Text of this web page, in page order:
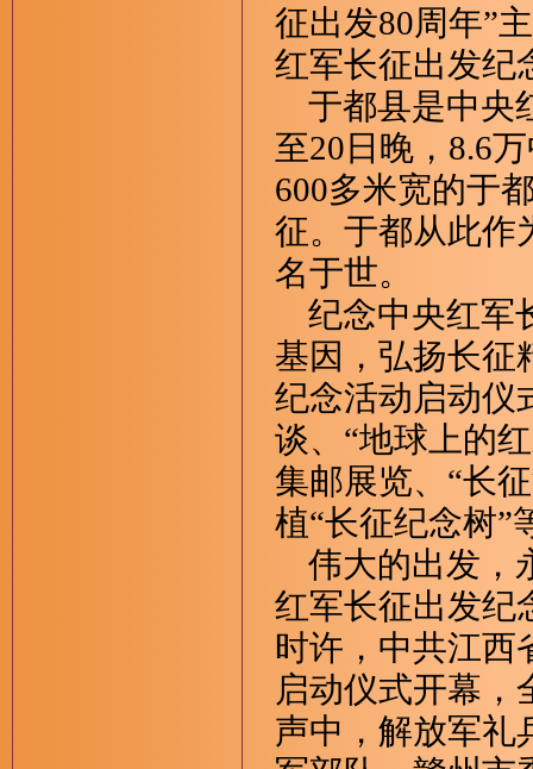
征出发80周年”
红军长征出发纪
于都县是中央
至20日晚，8.6
600多米宽的于
征。于都从此作
名于世。
纪念中央红军
基因，弘扬长征
纪念活动启动仪
谈、“地球上的
集邮展览、“长
植“长征纪念树”
伟大的出发，
红军长征出发纪
时许，中共江西
启动仪式开幕，
声中，解放军礼